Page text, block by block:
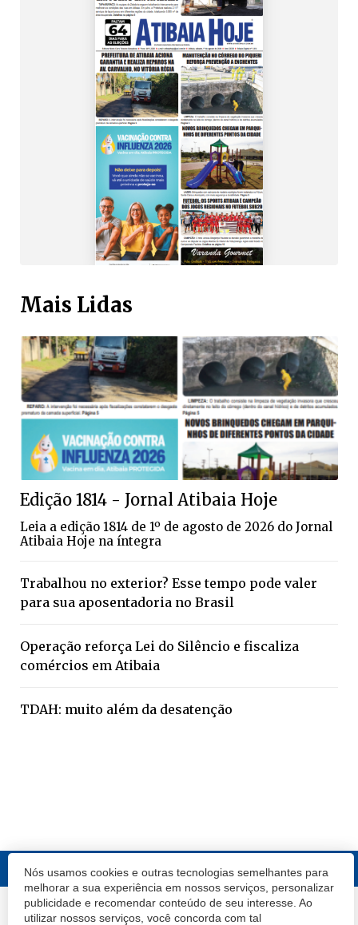
Nós usamos cookies e outras tecnologias semelhantes para
melhorar a sua experiência em nossos serviços, personalizar
publicidade e recomendar conteúdo de seu interesse. Ao
utilizar nossos serviços, você concorda com tal
Mais Lidas
Edição 1814 - Jornal Atibaia Hoje
Leia a edição 1814 de 1º de agosto de 2026 do Jornal
Atibaia Hoje na íntegra
Trabalhou no exterior? Esse tempo pode valer
para sua aposentadoria no Brasil
Operação reforça Lei do Silêncio e fiscaliza
comércios em Atibaia
TDAH: muito além da desatenção
© 2020 Atibaia Hoje.Todos os direitos reservados.Desenvolvido por